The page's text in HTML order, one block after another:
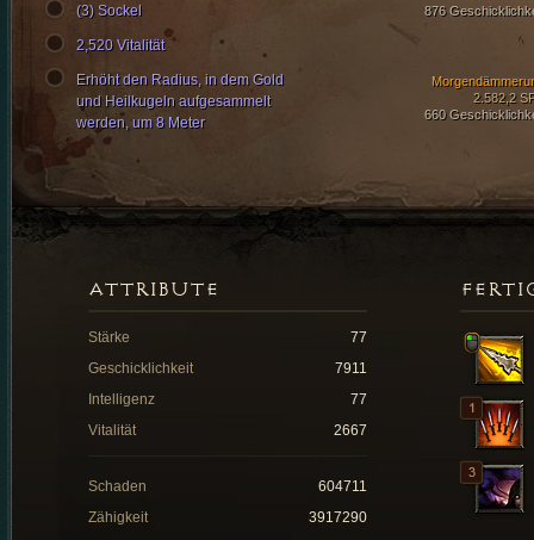
876
2.582,2
660
(3) Sockel
2,520 Vitalität
Erhöht den Radius, in dem Gold
und Heilkugeln aufgesammelt
werden, um 8 Meter
ATTRIBUTE
Stärke
77
Geschicklichkeit
7911
Intelligenz
77
Vitalität
2667
Schaden
604711
Zähigkeit
3917290